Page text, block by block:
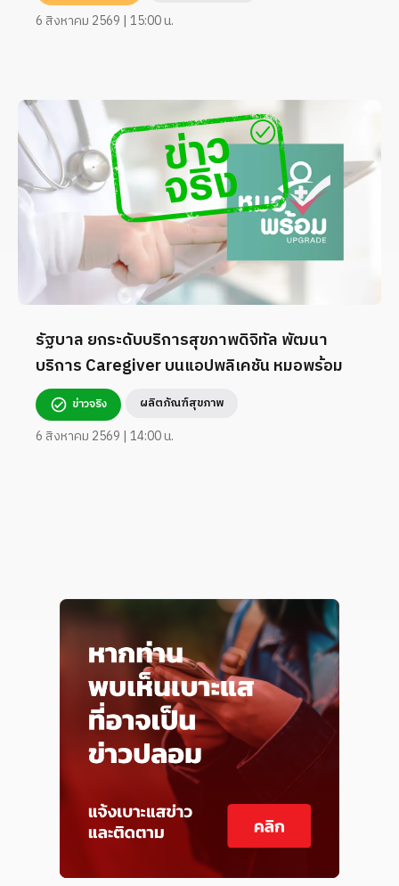
6 สิงหาคม 2569 | 15:00 น.
รัฐบาล ยกระดับบริการสุขภาพดิจิทัล พัฒนา
บริการ Caregiver บนแอปพลิเคชัน หมอพร้อม
ข่าวจริง ผลิตภัณฑ์สุขภาพ
6 สิงหาคม 2569 | 14:00 น.